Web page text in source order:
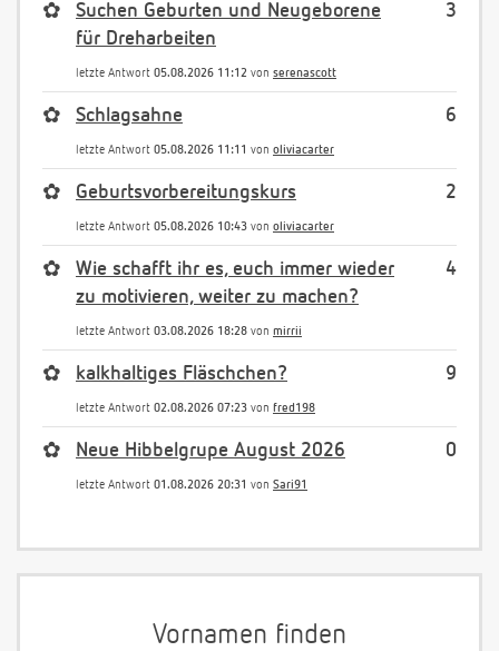
3
✿
Suchen Geburten und Neugeborene
für Dreharbeiten
letzte Antwort 05.08.2026 11:12 von serenascott
6
✿ Schlagsahne
letzte Antwort 05.08.2026 11:11 von oliviacarter
2
✿ Geburtsvorbereitungskurs
letzte Antwort 05.08.2026 10:43 von oliviacarter
4
✿
Wie schafft ihr es, euch immer wieder
zu motivieren, weiter zu machen?
letzte Antwort 03.08.2026 18:28 von mirrii
9
✿ kalkhaltiges Fläschchen?
letzte Antwort 02.08.2026 07:23 von fred198
0
✿ Neue Hibbelgrupe August 2026
letzte Antwort 01.08.2026 20:31 von Sari91
Vornamen finden